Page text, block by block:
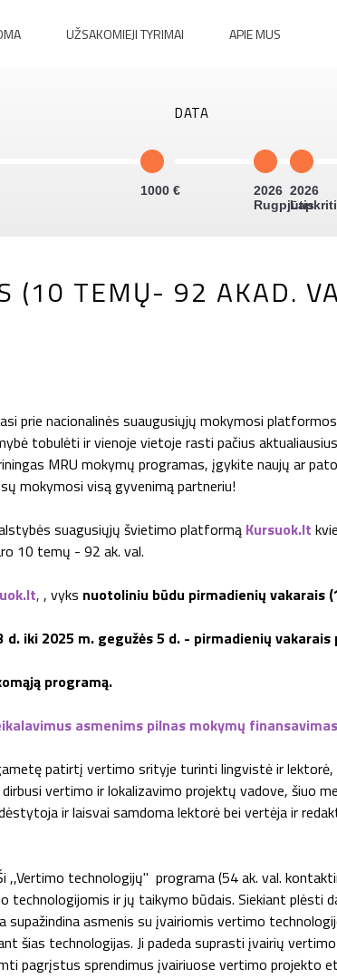
UŽSAKOMIEJI TYRIMAI APIE MUS
1000
DATA
2026
Rugpjūtis
2026
(10 TEMŲ- 92 AKAD.
prie nacionalinės suaugusiųjų mokymosi
tobulėti ir vienoje vietoje rasti pačius
MRU mokymų programas, įgykite naujų ar
mokymosi visą gyvenimą partneriu!
suagusiųjų švietimo platformą Kursuok.lt
10 temų - 92 ak. val.
, , vyks nuotoliniu būdu pirmadienių vakarais
d. iki 2025 m. gegužės 5 d. - pirmadienių
programą.
asmenims pilnas mokymų
patirtį vertimo srityje turinti lingvistė ir
vertimo ir lokalizavimo projektų vadove, šiuo
ir laisvai samdoma lektorė bei vertėja ir
,,Vertimo technologijų" programa (54 ak. val.
technologijomis ir jų taikymo būdais. Siekiant plėsti
asmenis su įvairiomis vertimo
šias technologijas. Ji padeda suprasti įvairių
pagrįstus sprendimus įvairiuose vertimo projekto